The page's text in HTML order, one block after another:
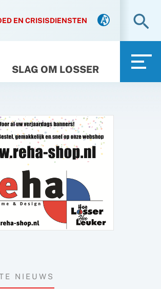
EN CRISISDIENSTEN
SLAG OM LOSSER
NIEUWS